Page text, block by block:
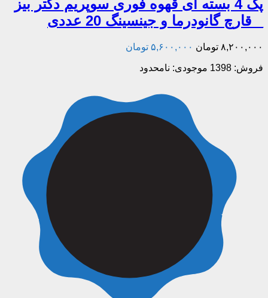
پک 4 بسته ای قهوه فوری سوپریم دکتر بیز
_ قارچ گانودرما و جینسینگ 20 عددی
۸,۲۰۰,۰۰۰ تومان ۵,۶۰۰,۰۰۰ تومان
فروش: 1398 موجودی: نامحدود